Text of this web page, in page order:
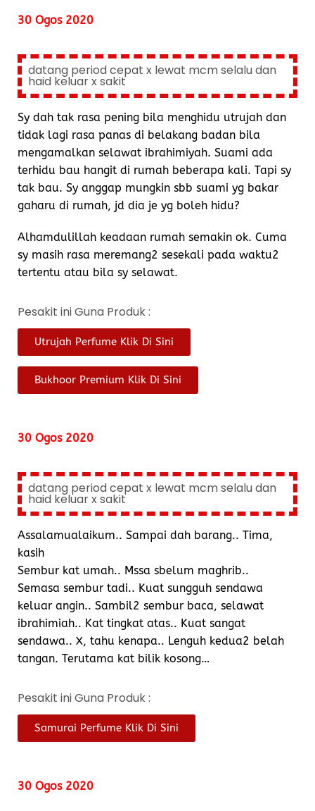
30 Ogos 2020
datang period cepat x lewat mcm selalu dan
haid keluar x sakit
Sy dah tak rasa pening bila menghidu utrujah dan
tidak lagi rasa panas di belakang badan bila
mengamalkan selawat ibrahimiyah. Suami ada
terhidu bau hangit di rumah beberapa kali. Tapi sy
tak bau. Sy anggap mungkin sbb suami yg bakar
gaharu di rumah, jd dia je yg boleh hidu?
Alhamdulillah keadaan rumah semakin ok. Cuma
sy masih rasa meremang2 sesekali pada waktu2
tertentu atau bila sy selawat.
Pesakit ini Guna Produk :
Utrujah Perfume Klik Di Sini
Bukhoor Premium Klik Di Sini
30 Ogos 2020
datang period cepat x lewat mcm selalu dan
haid keluar x sakit
Assalamualaikum.. Sampai dah barang.. Tima,
kasih
Sembur kat umah.. Mssa sbelum maghrib..
Semasa sembur tadi.. Kuat sungguh sendawa
keluar angin.. Sambil2 sembur baca, selawat
ibrahimiah.. Kat tingkat atas.. Kuat sangat
sendawa.. X, tahu kenapa.. Lenguh kedua2 belah
tangan. Terutama kat bilik kosong…
Pesakit ini Guna Produk :
Samurai Perfume Klik Di Sini
30 Ogos 2020